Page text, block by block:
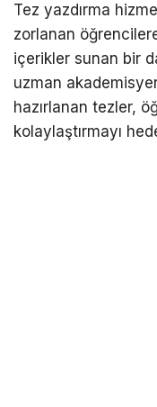
Tez yazdırma
zorlanan
içerikler sunan bir
uzman
hazırlanan tezler,
kolaylaştırmayı